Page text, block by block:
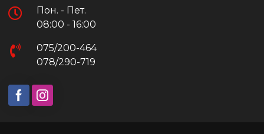
Пон. - Пет.
08:00 - 16:00
075/200-464
078/290-719